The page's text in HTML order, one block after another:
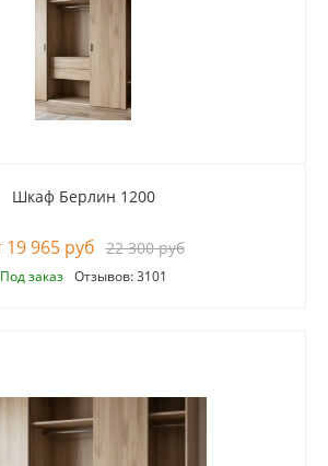
Шкаф Берлин 1200
19 965 руб 22 300 руб
Под заказ Отзывов: 3101